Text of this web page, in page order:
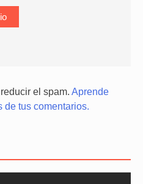
el spam. Aprende
de tus comentarios.